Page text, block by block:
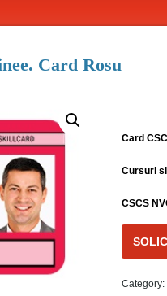
Card Rosu
Card
Cursuri
CSCS
Category: